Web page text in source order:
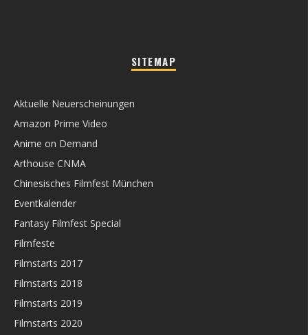
SITEMAP
Aktuelle Neuerscheinungen
Amazon Prime Video
Anime on Demand
Arthouse CNMA
Chinesisches Filmfest München
Eventkalender
Fantasy Filmfest Special
Filmfeste
Filmstarts 2017
Filmstarts 2018
Filmstarts 2019
Filmstarts 2020